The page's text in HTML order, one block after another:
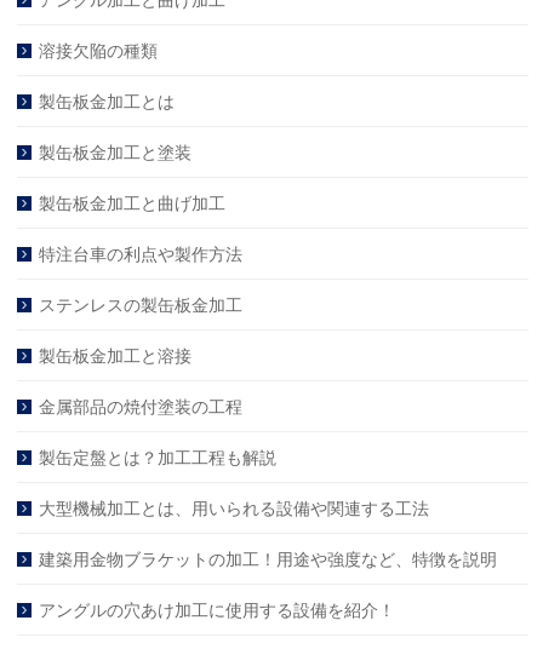
溶接欠陥の種類
製缶板金加工とは
製缶板金加工と塗装
製缶板金加工と曲げ加工
特注台車の利点や製作方法
ステンレスの製缶板金加工
製缶板金加工と溶接
金属部品の焼付塗装の工程
製缶定盤とは？加工工程も解説
大型機械加工とは、用いられる設備や関連する工法
建築用金物ブラケットの加工！用途や強度など、特徴を説明
アングルの穴あけ加工に使用する設備を紹介！